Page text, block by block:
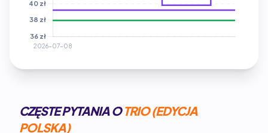
CZĘSTE PYTANIA OTRIO (EDYCJA
POLSKA)